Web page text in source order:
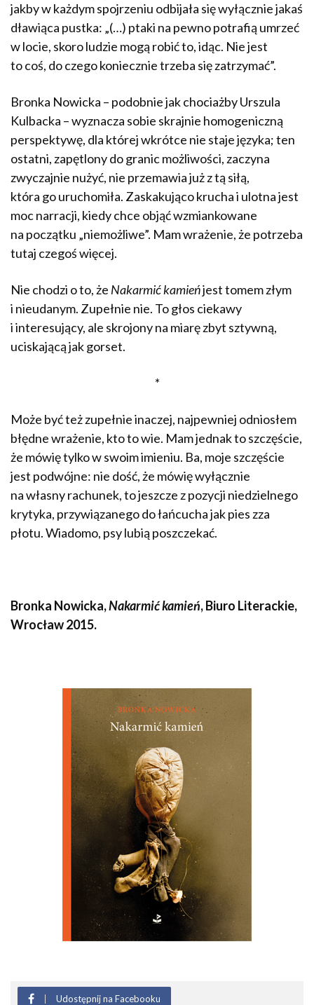
jakby w każdym spojrzeniu odbijała się wyłącznie jakaś
dławiąca pustka: „(…) ptaki na pewno potrafią umrzeć
w locie, skoro ludzie mogą robić to, idąc. Nie jest
to coś, do czego koniecznie trzeba się zatrzymać”.
Bronka Nowicka – podobnie jak chociażby Urszula
Kulbacka – wyznacza sobie skrajnie homogeniczną
perspektywę, dla której wkrótce nie staje języka; ten
ostatni, zapętlony do granic możliwości, zaczyna
zwyczajnie nużyć, nie przemawia już z tą siłą,
która go uruchomiła. Zaskakująco krucha i ulotna jest
moc narracji, kiedy chce objąć wzmiankowane
na początku „niemożliwe”. Mam wrażenie, że potrzeba
tutaj czegoś więcej.
Nie chodzi o to, że Nakarmić kamieńjest tomem złym
i nieudanym. Zupełnie nie. To głos ciekawy
i interesujący, ale skrojony na miarę zbyt sztywną,
uciskającą jak gorset.
*
Może być też zupełnie inaczej, najpewniej odniosłem
błędne wrażenie, kto to wie. Mam jednak to szczęście,
że mówię tylko w swoim imieniu. Ba, moje szczęście
jest podwójne: nie dość, że mówię wyłącznie
na własny rachunek, to jeszcze z pozycji niedzielnego
krytyka, przywiązanego do łańcucha jak pies zza
płotu. Wiadomo, psy lubią poszczekać.
Bronka Nowicka,Nakarmić kamień, Biuro Literackie,
Wrocław 2015.
Udostępnij na Facebooku